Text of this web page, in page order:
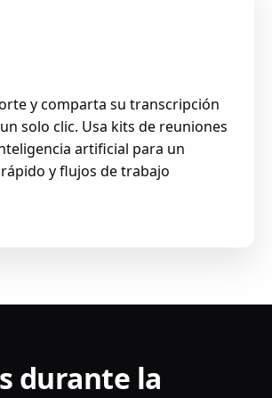
y comparta su transcripción
solo clic. Usa kits de reuniones
artificial para un
y flujos de trabajo
durante la